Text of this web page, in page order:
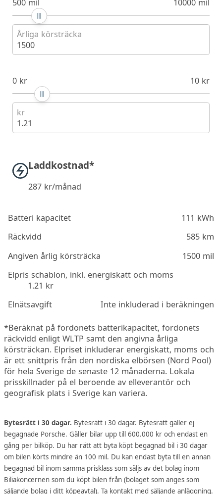
500 mil 10000 mil
Årliga körsträcka
1500
0 kr 10 kr
kr
1.21
Laddkostnad*
287kr/månad
Batteri kapacitet
111 kWh
Räckvidd
585 km
Angiven årlig körsträcka
1500 mil
Elpris schablon, inkl. energiskatt och moms
1.21 kr
Elnätsavgift
Inte inkluderad i beräkningen
*Beräknat på fordonets batterikapacitet, fordonets
räckvidd enligt WLTP samt den angivna årliga
körsträckan. Elpriset inkluderar energiskatt, moms och
är ett snittpris från den nordiska elbörsen (Nord Pool)
för hela Sverige de senaste 12 månaderna. Lokala
prisskillnader på el beroende av elleverantör och
geografisk plats i Sverige kan variera.
Bytesrätt i 30 dagar. Bytesrätt i 30 dagar. Bytesrätt gäller ej
begagnade Porsche. Gäller bilar upp till 600.000 kr och endast en
gång per bilköp. Du har rätt att byta köpt begagnad bil i 30 dagar
om bilen körts mindre än 100 mil. Du kan endast byta till en annan
begagnad bil inom samma prisklass som säljs av det bolag inom
Biliakoncernen som du köpt bilen från (bolaget som anges som
säljande bolag i ditt köpeavtal). Ta kontakt med säljande anläggning.